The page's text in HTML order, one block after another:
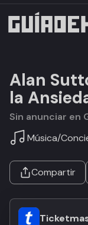
Alan
la
Sin anunciar en
Música/
Compartir